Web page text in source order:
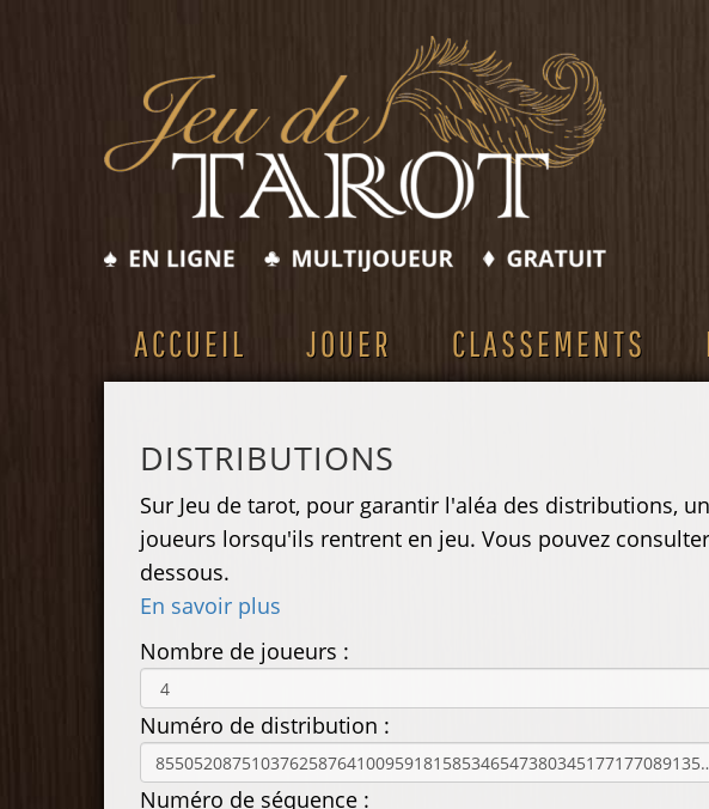
ACCUEIL JOUER CLASSEMENTS
DISTRIBUTIONS
Sur Jeu de tarot, pour garantir l'aléa des distributions,
joueurs lorsqu'ils rentrent en jeu. Vous pouvez
dessous.
En savoir plus
Nombre de joueurs :
Numéro de distribution :
Numéro de séquence :